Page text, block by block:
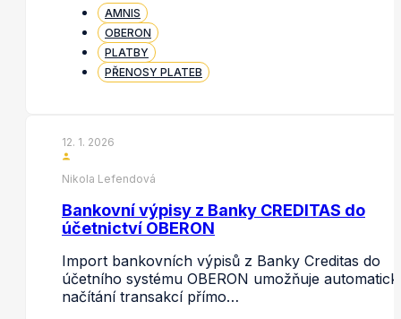
AMNIS
OBERON
PLATBY
PŘENOSY PLATEB
12. 1. 2026
Nikola Lefendová
Bankovní výpisy z Banky CREDITAS do
účetnictví OBERON
Import bankovních výpisů z Banky Creditas do
účetního systému OBERON umožňuje
načítání transakcí přímo…